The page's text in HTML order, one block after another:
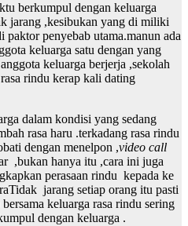
berkumpul dengan keluarga
jarang ,kesibukan yang di miliki
paktor penyebab utama.manun ada
keluarga satu dengan yang
keluarga berjerja ,sekolah
rindu kerap kali dating
dalam kondisi yang sedang
rasa haru .terkadang rasa rindu
dengan menelpon ,video call
,bukan hanya itu ,cara ini juga
perasaan rindu kepada ke
jarang setiap orang itu pasti
keluarga rasa rindu sering
dengan keluarga .